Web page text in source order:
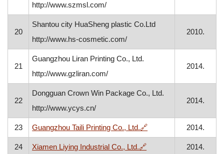
http://www.szmsl.com/
20
Shantou city HuaSheng plastic Co.Ltd
http://www.hs-cosmetic.com/
2010.
21
Guangzhou Liran Printing Co., Ltd.
http://www.gzliran.com/
2014.
22
Dongguan Crown Win Package Co., Ltd.
http://www.ycys.cn/
2014.
23 Guangzhou Taili Printing Co., Ltd.🔗, otvara se u novom
2014.
24 Xiamen Liying Industrial Co., Ltd.🔗, otvara se u novom
2014.